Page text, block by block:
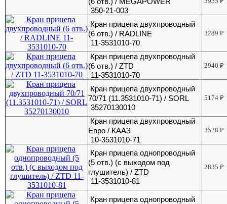
350-21-003
Кран прицепа двухпроводный
(6 отв.) / RADLINE
11-3531010-70
3289₽
Кран прицепа двухпроводный
(6 отв.) / ZTD
11-3531010-70
2940₽
Кран прицепа двухпроводный
70/71 (11.3531010-71) / SORL
35270130010
5174₽
Кран прицепа двухпроводный
Евро / КААЗ
10-3531010-71
3528₽
Кран прицепа однопроводный
(5 отв.) (с выходом под
глушитель) / ZTD
11-3531010-81
2835₽
Кран прицепа однопроводный